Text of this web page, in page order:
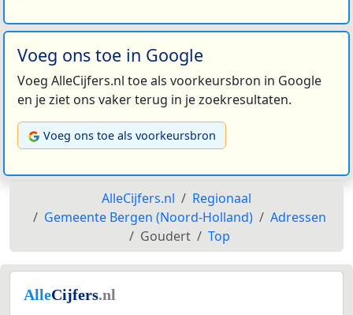
Voeg ons toe in Google
Voeg AlleCijfers.nl toe als voorkeursbron in Google
en je ziet ons vaker terug in je zoekresultaten.
Voeg ons toe als voorkeursbron
AlleCijfers.nl
Regionaal
Gemeente Bergen (Noord-Holland)
Adressen
Goudert
Top